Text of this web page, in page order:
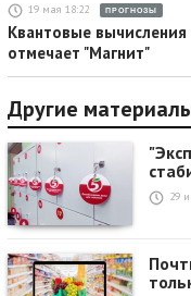
19 мая 18:22 ПРОГНОЗЫ
Квантовые
отмечает "Магнит"
Другие
29